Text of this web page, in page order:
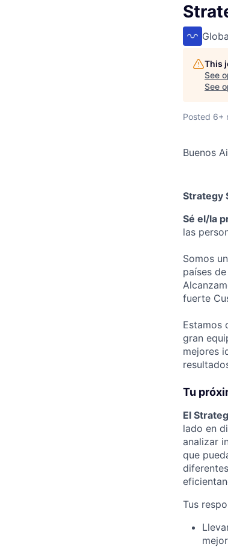
This
See
See
Posted 6+
Buenos
Strategy
Sé el/la
las
Somos
países
fuerte
Estamos
gran
mejores
Tu
El
lado en
analizar
que
Tus